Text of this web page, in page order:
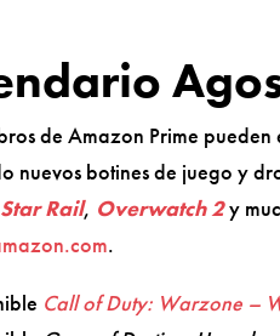
de Amazon Prime
nuevos botines de juego y
Rail, Overwatch 2y
.
Call of Duty: Warzone –